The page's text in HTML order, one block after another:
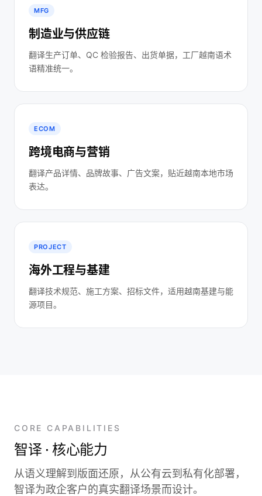
MFG
制造业与供应链
翻译生产订单、QC 检验报告、出货单据，工厂越南语术
语精准统一。
ECOM
跨境电商与营销
翻译产品详情、品牌故事、广告文案，贴近越南本地市场
表达。
PROJECT
海外工程与基建
翻译技术规范、施工方案、招标文件，适用越南基建与能
源项目。
CORE CAPABILITIES
智译 · 核心能力
从语义理解到版面还原，从公有云到私有化部署，
智译为政企客户的真实翻译场景而设计。